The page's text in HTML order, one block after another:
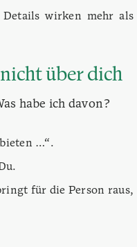
Details wirken mehr als
über dich
habe ich davon?
…“.
für die Person raus,